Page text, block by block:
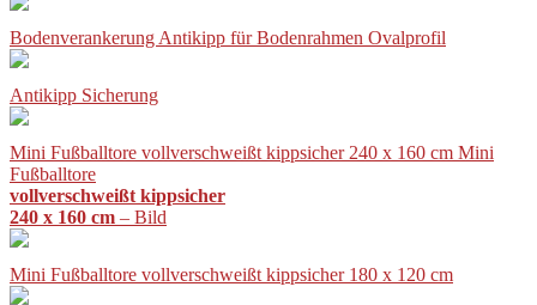
Bodenverankerung Antikipp für Bodenrahmen Ovalprofil
Antikipp Sicherung
Mini Fußballtore vollverschweißt kippsicher 240 x 160 cm Mini
Fußballtore
vollverschweißt kippsicher
240 x 160 cm – Bild
Mini Fußballtore vollverschweißt kippsicher 180 x 120 cm